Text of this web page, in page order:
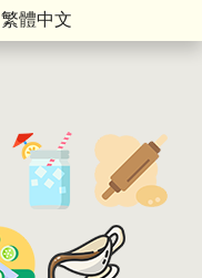
繁體中文